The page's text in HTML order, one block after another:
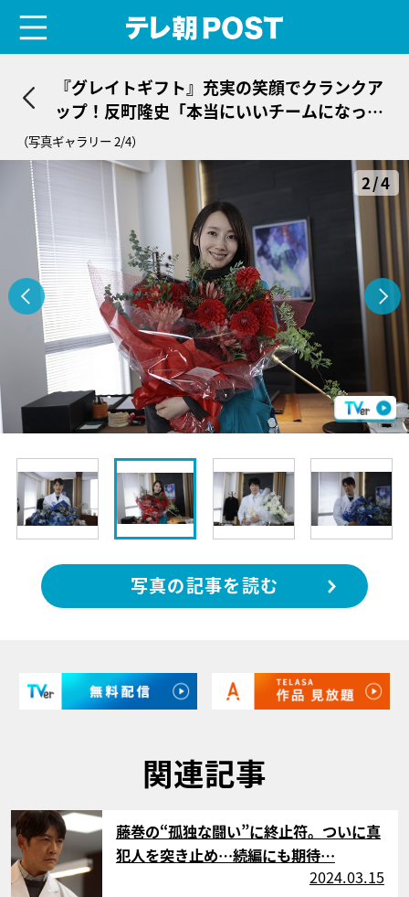
『グレイトギフト』充実の笑顔でクランクア
ップ！反町隆史「本当にいいチームになっ
た」
（写真ギャラリー 2/4）
2/4
写真の記事を読む
関連記事
サムネイル
藤巻の“孤独な闘い”に終止符。ついに真
犯人を突き止め…続編にも期待…
2024.03.15